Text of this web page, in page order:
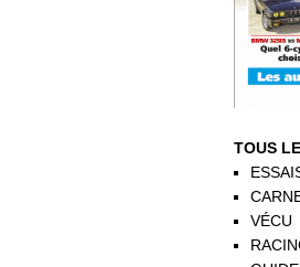
TOUS
VÉCU